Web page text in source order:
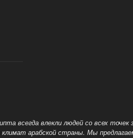
всегда влекли людей со всех точек
арабской страны. Мы